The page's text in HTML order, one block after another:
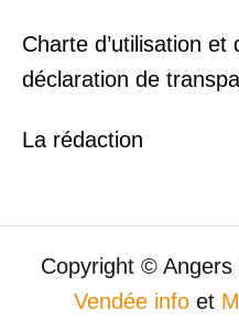
Charte d’utilisation
déclaration de
La rédaction
Copyright © Angers
Vendée info et